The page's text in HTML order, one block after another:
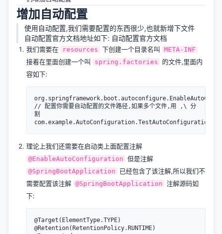
增加自动配置
使用自动配置,我们需要配置的东西很少,也就新增下文件
自动配置官方文档地址如下: 自动配置官方文档
我们需要在 resources 下创建一个目录名叫 META-INF
接着在里面创建一个叫 spring.factories
的文件,里面内
容如下:
// 配置你需要自动配置的文件路径,如果多个文件,用 ,\ 分
割
理论上我们还需要在启动类上面配置注解
@EnableAutoConfiguration 但是注解
@SpringBootApplication
已经包含了该注解,所以我们不
需要配置该注解 @SpringBootApplication 注解源码如
下:
@Target(ElementType.TYPE)
@Retention(RetentionPolicy.RUNTIME)